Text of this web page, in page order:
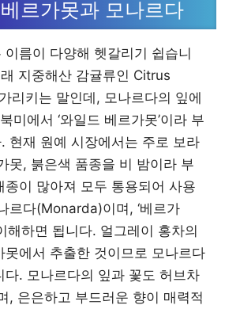
르가못과 모나르다
름이 다양해 헷갈리기 쉽습니
래 지중해산 감귤류인 Citrus
리키는 말인데, 모나르다의 잎에
미에서 ‘와일드 베르가못’이라 부
현재 원예 시장에서는 주로 보라
못, 붉은색 품종을 비 밤이라 부
종이 많아져 모두 통용되어 사용
르다(Monarda)이며, ‘베르가
해하면 됩니다. 얼그레이 홍차의
못에서 추출한 것이므로 모나르다
다. 모나르다의 잎과 꽃도 허브차
, 은은하고 부드러운 향이 매력적